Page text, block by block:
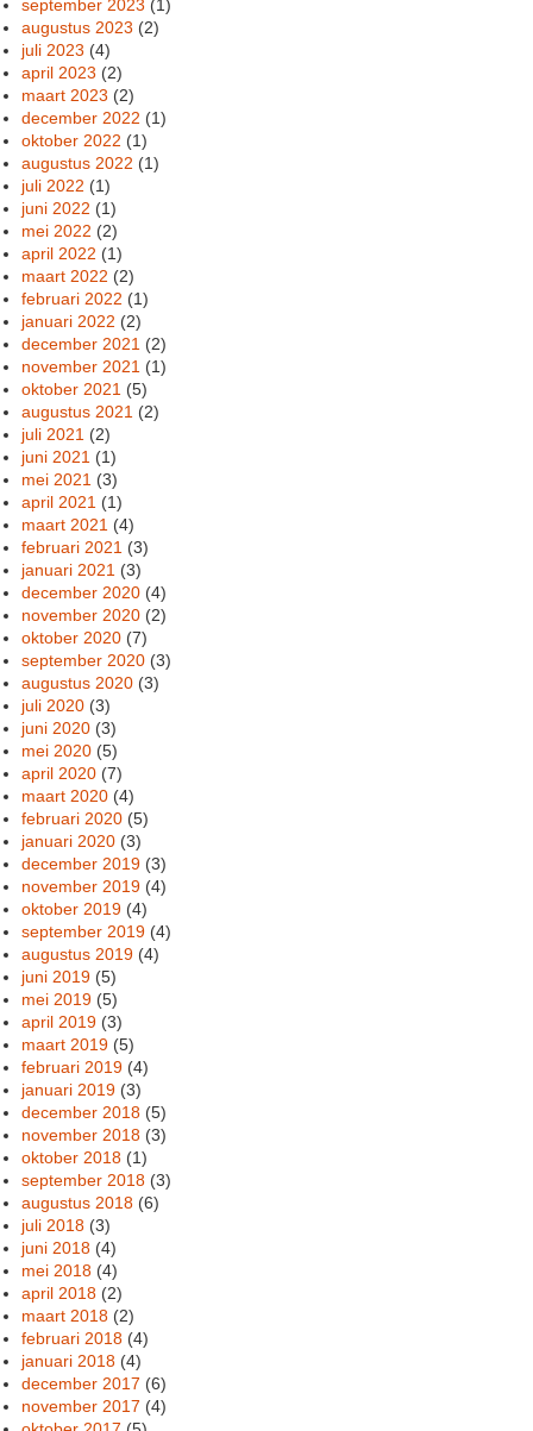
september 2023 (1)
augustus 2023 (2)
juli 2023 (4)
april 2023 (2)
maart 2023 (2)
december 2022 (1)
oktober 2022 (1)
augustus 2022 (1)
juli 2022 (1)
juni 2022 (1)
mei 2022 (2)
april 2022 (1)
maart 2022 (2)
februari 2022 (1)
januari 2022 (2)
december 2021 (2)
november 2021 (1)
oktober 2021 (5)
augustus 2021 (2)
juli 2021 (2)
juni 2021 (1)
mei 2021 (3)
april 2021 (1)
maart 2021 (4)
februari 2021 (3)
januari 2021 (3)
december 2020 (4)
november 2020 (2)
oktober 2020 (7)
september 2020 (3)
augustus 2020 (3)
juli 2020 (3)
juni 2020 (3)
mei 2020 (5)
april 2020 (7)
maart 2020 (4)
februari 2020 (5)
januari 2020 (3)
december 2019 (3)
november 2019 (4)
oktober 2019 (4)
september 2019 (4)
augustus 2019 (4)
juni 2019 (5)
mei 2019 (5)
april 2019 (3)
maart 2019 (5)
februari 2019 (4)
januari 2019 (3)
december 2018 (5)
november 2018 (3)
oktober 2018 (1)
september 2018 (3)
augustus 2018 (6)
juli 2018 (3)
juni 2018 (4)
mei 2018 (4)
april 2018 (2)
maart 2018 (2)
februari 2018 (4)
januari 2018 (4)
december 2017 (6)
november 2017 (4)